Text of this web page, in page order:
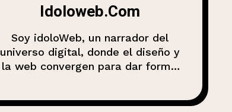
Idoloweb.com
Soy idoloWeb, un narrador del
universo digital, donde el diseño y
la web convergen para dar forma
compartir conocimiento, analizar